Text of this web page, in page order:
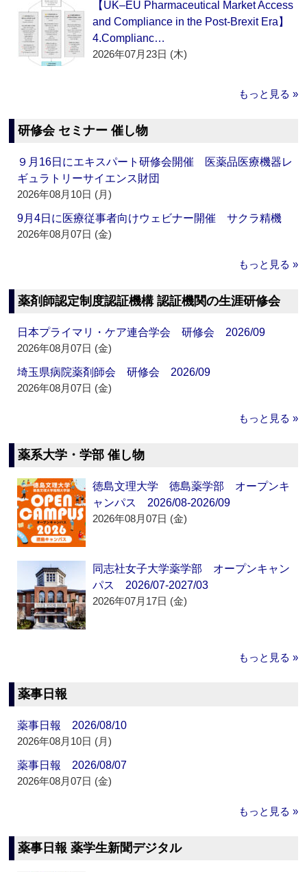
【UK–EU Pharmaceutical Market Access
and Compliance in the Post-Brexit Era】
4.Complianc…
2026年07月23日 (木)
もっと見る »
研修会 セミナー 催し物
９月16日にエキスパート研修会開催 医薬品医療機器レ
ギュラトリーサイエンス財団
2026年08月10日 (月)
9月4日に医療従事者向けウェビナー開催 サクラ精機
2026年08月07日 (金)
もっと見る »
薬剤師認定制度認証機構 認証機関の生涯研修会
日本プライマリ・ケア連合学会 研修会 2026/09
2026年08月07日 (金)
埼玉県病院薬剤師会 研修会 2026/09
2026年08月07日 (金)
もっと見る »
薬系大学・学部 催し物
徳島文理大学 徳島薬学部 オープンキ
ャンパス 2026/08-2026/09
2026年08月07日 (金)
同志社女子大学薬学部 オープンキャン
パス 2026/07-2027/03
2026年07月17日 (金)
もっと見る »
薬事日報
薬事日報 2026/08/10
2026年08月10日 (月)
薬事日報 2026/08/07
2026年08月07日 (金)
もっと見る »
薬事日報 薬学生新聞デジタル